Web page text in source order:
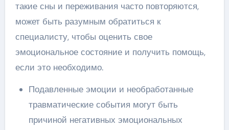
такие сны и переживания часто повторяются,
может быть разумным обратиться к
специалисту, чтобы оценить свое
эмоциональное состояние и получить помощь,
если это необходимо.
Подавленные эмоции и необработанные
травматические события могут быть
причиной негативных эмоциональных